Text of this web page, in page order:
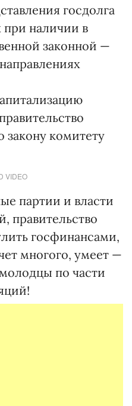
госдолга
при наличии в
законной —
закону комитету
VIDEO
партии и власти
правительство
госфинансами,
многого, умеет —
по части